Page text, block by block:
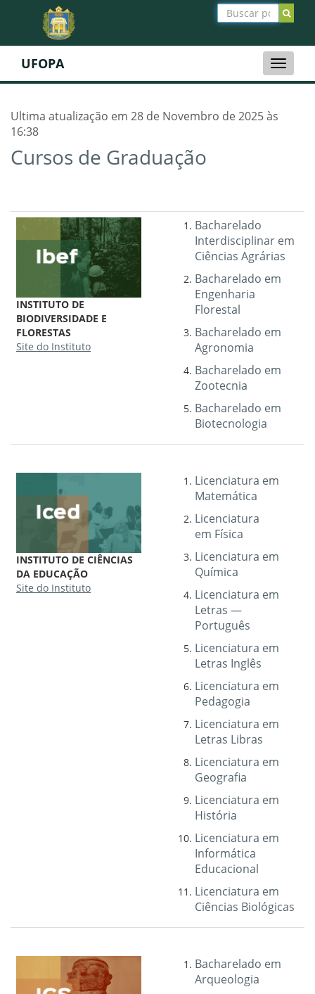
Toggle
UFOPA
Ultima atualização em 28 de Novembro de 2025 às
16:38
Cursos de Graduação
INSTITUTO DE
BIODIVERSIDADE E
FLORESTAS
Site do Instituto
Bacharelado
Interdisciplinar em
Ciências Agrárias
Bacharelado em
Engenharia
Florestal
Bacharelado em
Agronomia
Bacharelado em
Zootecnia
Bacharelado em
Biotecnologia
INSTITUTO DE CIÊNCIAS
DA EDUCAÇÃO
Site do Instituto
Licenciatura em
Matemática
Licenciatura
em Física
Licenciatura em
Química
Licenciatura em
Letras —
Português
Licenciatura em
Letras Inglês
Licenciatura em
Pedagogia
Licenciatura em
Letras Libras
Licenciatura em
Geografia
Licenciatura em
História
Licenciatura em
Informática
Educacional
Licenciatura em
Ciências Biológicas
Bacharelado em
Arqueologia